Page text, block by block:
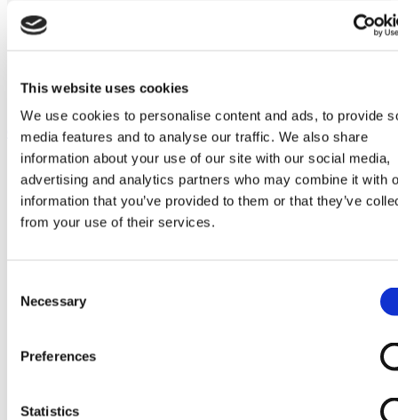
This website uses cookies
We use cookies to personalise content and ads, to provide
media features and to analyse our traffic. We also share
information about your use of our site with our social media,
advertising and analytics partners who may combine it with
information that you’ve provided to them or that they’ve
from your use of their services.
Selection
Necessary
Preferences
Statistics
Skelex
Melkpomp en melkleiding
Ga naar het einde van de afbeeldingen-gallerij